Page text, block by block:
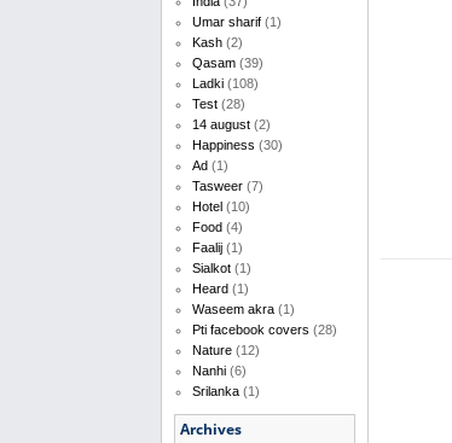
Umar sharif (1)
Kash (2)
Qasam (39)
Ladki (108)
Test (28)
14 august (2)
Happiness (30)
Ad (1)
Tasweer (7)
Hotel (10)
Food (4)
Faalij (1)
Sialkot (1)
Heard (1)
Waseem akra (1)
Pti facebook covers (28)
Nature (12)
Nanhi (6)
Srilanka (1)
Archives